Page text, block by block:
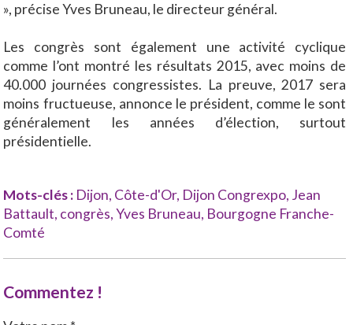
», précise Yves Bruneau, le directeur général.
Les congrès sont également une activité cyclique
comme l’ont montré les résultats 2015, avec moins de
40.000 journées congressistes. La preuve, 2017 sera
moins fructueuse, annonce le président, comme le sont
généralement les années d’élection, surtout
présidentielle.
Mots-clés : Dijon, Côte-d'Or, Dijon Congrexpo, Jean
Battault, congrès,Yves Bruneau, Bourgogne Franche-
Comté
Commentez !